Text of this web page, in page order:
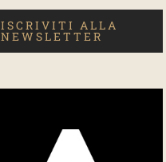
ISCRIVITI ALLA
NEWSLETTER